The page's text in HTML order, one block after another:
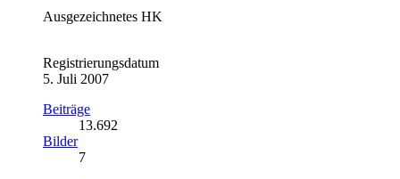
Ausgezeichnetes HK
Registrierungsdatum
5. Juli 2007
Beiträge
13.692
Bilder
7